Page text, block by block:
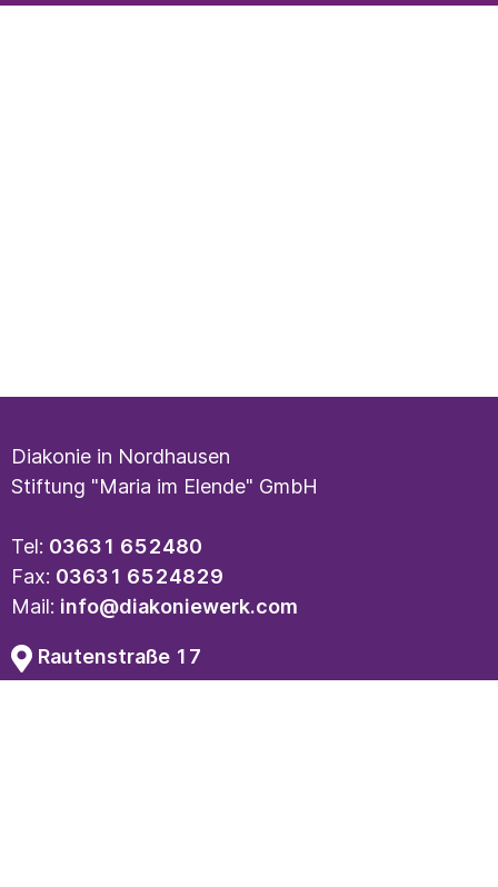
Diakonie in Nordhausen
Stiftung "Maria im Elende" GmbH
Tel: 03631 652480
Fax: 03631 6524829
Mail: info@diakoniewerk.com
Rautenstraße 17
99734 Nordhausen